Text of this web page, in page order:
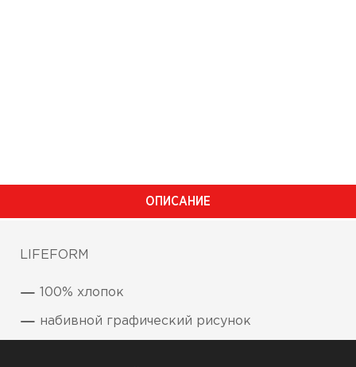
ОПИСАНИЕ
LIFEFORM
100% хлопок
набивной графический рисунок